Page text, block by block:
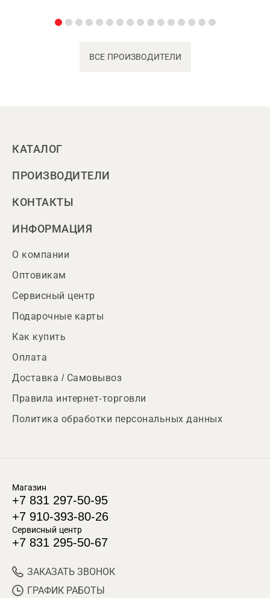
ВСЕ ПРОИЗВОДИТЕЛИ
КАТАЛОГ
ПРОИЗВОДИТЕЛИ
КОНТАКТЫ
ИНФОРМАЦИЯ
О компании
Оптовикам
Сервисный центр
Подарочные карты
Как купить
Оплата
Доставка / Самовывоз
Правила интернет-торговли
Политика обработки персональных данных
Магазин
+7 831 297-50-95
+7 910-393-80-26
Сервисный центр
+7 831 295-50-67
ЗАКАЗАТЬ ЗВОНОК
ГРАФИК РАБОТЫ